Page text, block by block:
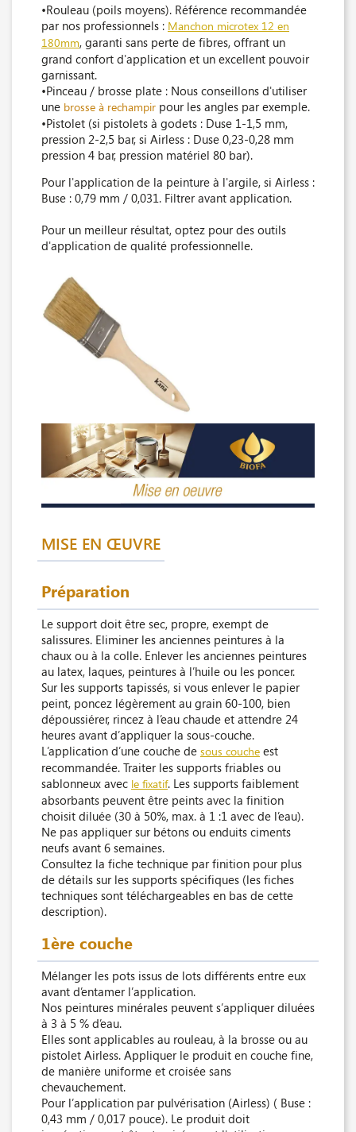
•Rouleau (poils moyens). Référence recommandée
par nos professionnels : Manchon microtex 12 en
180mm, garanti sans perte de fibres, offrant un
grand confort d'application et un excellent pouvoir
garnissant.
•Pinceau / brosse plate : Nous conseillons d'utiliser
une brosse à rechampir pour les angles par exemple.
•Pistolet (si pistolets à godets : Duse 1-1,5 mm,
pression 2-2,5 bar, si Airless : Duse 0,23-0,28 mm
pression 4 bar, pression matériel 80 bar).
Pour l'application de la peinture à l'argile, si Airless :
Buse : 0,79 mm / 0,031. Filtrer avant application.
Pour un meilleur résultat, optez pour des outils
d'application de qualité professionnelle.
MISE EN ŒUVRE
Préparation
Le support doit être sec, propre, exempt de
salissures. Eliminer les anciennes peintures à la
chaux ou à la colle. Enlever les anciennes peintures
au latex, laques, peintures à l’huile ou les poncer.
Sur les supports tapissés, si vous enlever le papier
peint, poncez légèrement au grain 60-100, bien
dépoussiérer, rincez à l’eau chaude et attendre 24
heures avant d’appliquer la sous-couche.
L’application d’une couche de sous couche est
recommandée. Traiter les supports friables ou
sablonneux avec le fixatif. Les supports faiblement
absorbants peuvent être peints avec la finition
choisit diluée (30 à 50%, max. à 1 :1 avec de l’eau).
Ne pas appliquer sur bétons ou enduits ciments
neufs avant 6 semaines.
Consultez la fiche technique par finition pour plus
de détails sur les supports spécifiques (les fiches
techniques sont téléchargeables en bas de cette
description).
1ère couche
Mélanger les pots issus de lots différents entre eux
avant d’entamer l’application.
Nos peintures minérales peuvent s’appliquer diluées
à 3 à 5 % d’eau.
Elles sont applicables au rouleau, à la brosse ou au
pistolet Airless. Appliquer le produit en couche fine,
de manière uniforme et croisée sans
chevauchement.
Pour l’application par pulvérisation (Airless) ( Buse :
0,43 mm / 0,017 pouce). Le produit doit